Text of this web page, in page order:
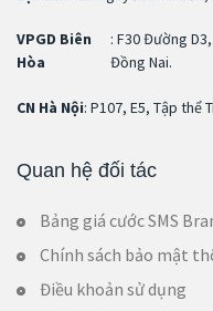
VPGD Biên
Hòa
: F30 Đường
Đồng Nai.
CN Hà Nội: P107, E5, Tập thể
Quan hệ đối tác
Bảng giá cước SMS
Chính sách bảo mật
Điều khoản sử dụng